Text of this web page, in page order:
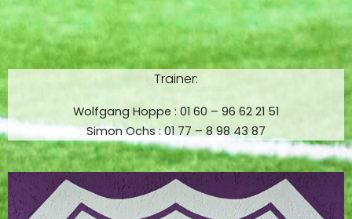
Trainer:
Wolfgang Hoppe : 01 60 – 96 62 21 51
Simon Ochs : 01 77 – 8 98 43 87